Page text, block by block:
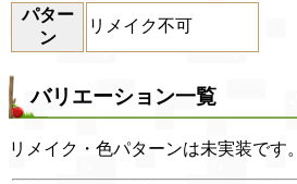
パター
ン
リメイク不可
バリエーション一覧
リメイク・色パターンは未実装です。